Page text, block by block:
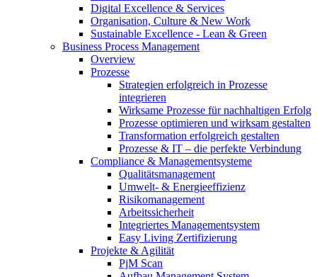
Digital Excellence & Services
Organisation, Culture & New Work
Sustainable Excellence - Lean & Green
Business Process Management
Overview
Prozesse
Strategien erfolgreich in Prozesse
integrieren
Wirksame Prozesse für nachhaltigen Erfolg​
Prozesse optimieren und wirksam gestalten
Transformation erfolgreich gestalten
Prozesse & IT – die perfekte Verbindung
Compliance & Managementsysteme
Qualitätsmanagement
Umwelt- & Energieeffizienz
Risikomanagement
Arbeitssicherheit
Integriertes Managementsystem
Easy Living Zertifizierung
Projekte & Agilität
PjM Scan